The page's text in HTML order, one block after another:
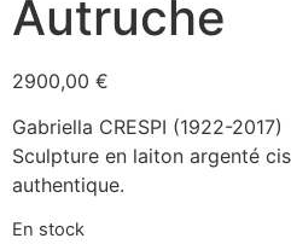
Autruche
2900,00 €
Gabriella CRESPI (1922-2017)
Sculpture en laiton argenté
authentique.
En stock